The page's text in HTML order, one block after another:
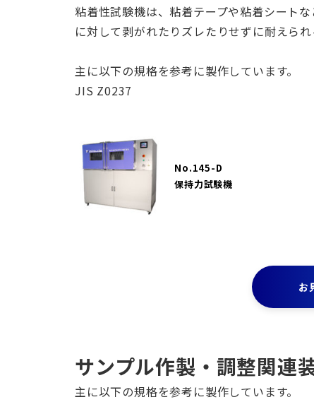
粘着性試験機は、粘着テープや粘着シート
に対して剥がれたりズレたりせずに耐えら
主に以下の規格を参考に製作しています。
JIS Z0237
No.145-D
保持力試験機
お
サンプル作製・調整関連
主に以下の規格を参考に製作しています。